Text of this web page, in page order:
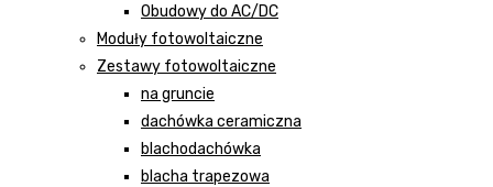
Obudowy do AC/DC
Moduły fotowoltaiczne
Zestawy fotowoltaiczne
na gruncie
dachówka ceramiczna
blachodachówka
blacha trapezowa